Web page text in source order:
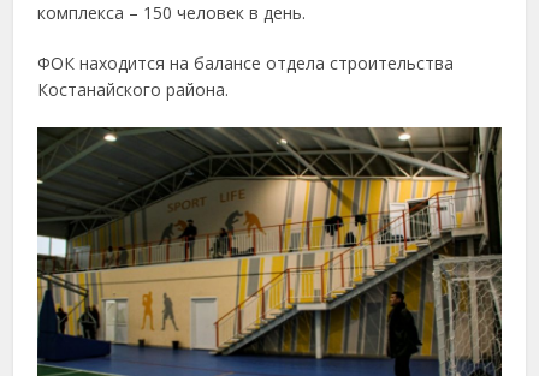
комплекса – 150 человек в день.
ФОК находится на балансе отдела строительства
Костанайского района.